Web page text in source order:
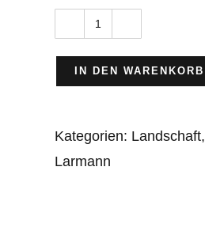
Die
Eröffnung
der
Menge
IN DEN WARENKORB
Kategorien: Landschaft,
Larmann